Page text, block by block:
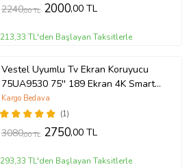
2240,00 TL 2000,00 TL
213,33 TL'den Başlayan Taksitlerle
Vestel Uyumlu Tv Ekran Koruyucu
75UA9530 75'' 189 Ekran 4K Smart
Android TV
(1)
Kargo Bedava
3080,00 TL 2750,00 TL
293,33 TL'den Başlayan Taksitlerle